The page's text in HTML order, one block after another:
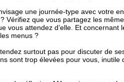
une journée-type avec votre
Vérifiez que vous partagez les
vous attendez d’elle. Et concernant
menus ?
surtout pas pour discuter de
sont trop élevées pour vous, inutile